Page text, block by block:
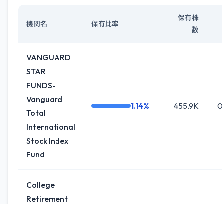
機関名 保有比率
保有株
数
VANGUARD
STAR
FUNDS-
Vanguard
Total
International
Stock Index
Fund
1.14% 455.9K
College
Retirement